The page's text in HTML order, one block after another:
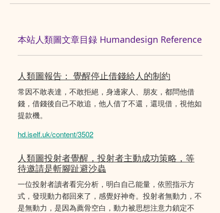
本站人類圖文章目録 Humandesign Reference
人類圖報告： 覺醒停止借錢給人的制約
常因不敢表達，不敢拒絕，身邊家人、朋友，都問他借
錢，借錢後自己不敢追，他人借了不還，還現借，視他如
提款機。
hd.iself.uk/content/3502
人類圖投射者覺醒，投射者主動成功策略，等
待邀請是斬腳趾避沙蟲
一位投射者讀者看完分析，明白自己能量，依照指示方
式，發現動力都回來了，感覺好神奇。投射者無動力，不
是無動力，是因為薦骨空白，動力被思想注意力鎖定不